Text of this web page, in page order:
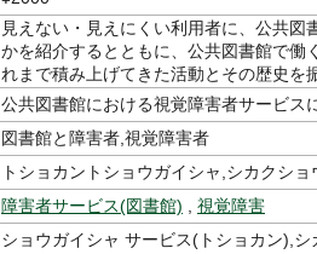
見えない・見えにくい利用者に、公共
かを紹介するとともに、公共図書館で働
れまで積み上げてきた活動とその歴史を
公共図書館における視覚障害者サービス
図書館と障害者,視覚障害者
トショカントショウガイシャ,シカクショ
障害者サービス(図書館)
視覚障害
ショウガイシャ サービス(トショカン),シ